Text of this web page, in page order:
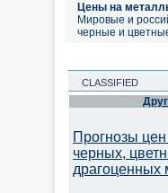
Цены на
Мировые и
черные и
CLASSIFIED
Прогнозы
черных,
драгоценных